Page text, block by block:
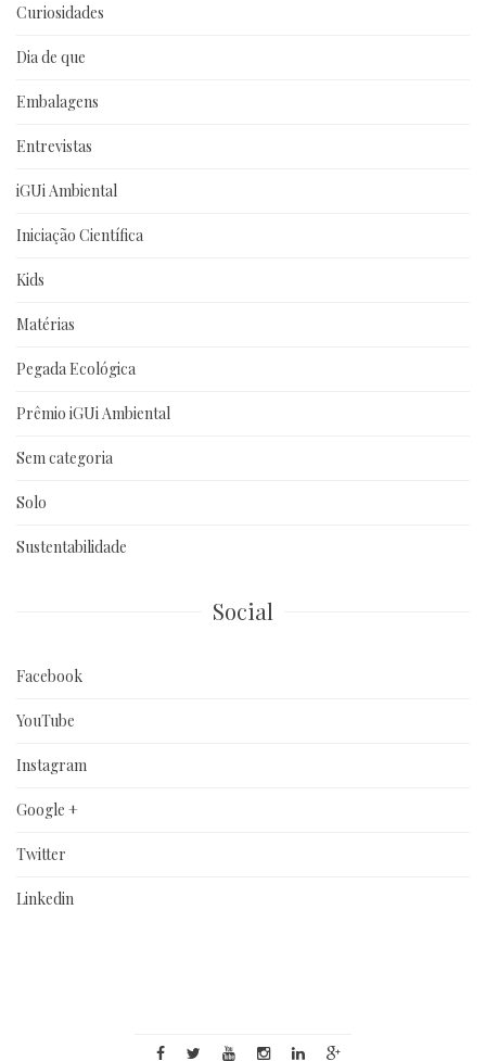
Curiosidades
Dia de que
Embalagens
Entrevistas
iGUi Ambiental
Iniciação Científica
Kids
Matérias
Pegada Ecológica
Prêmio iGUi Ambiental
Sem categoria
Solo
Sustentabilidade
Social
Facebook
YouTube
Instagram
Google +
Twitter
Linkedin